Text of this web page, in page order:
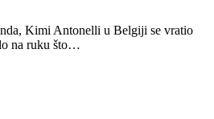
Kimi Antonelli u Belgiji se vratio
na ruku što…